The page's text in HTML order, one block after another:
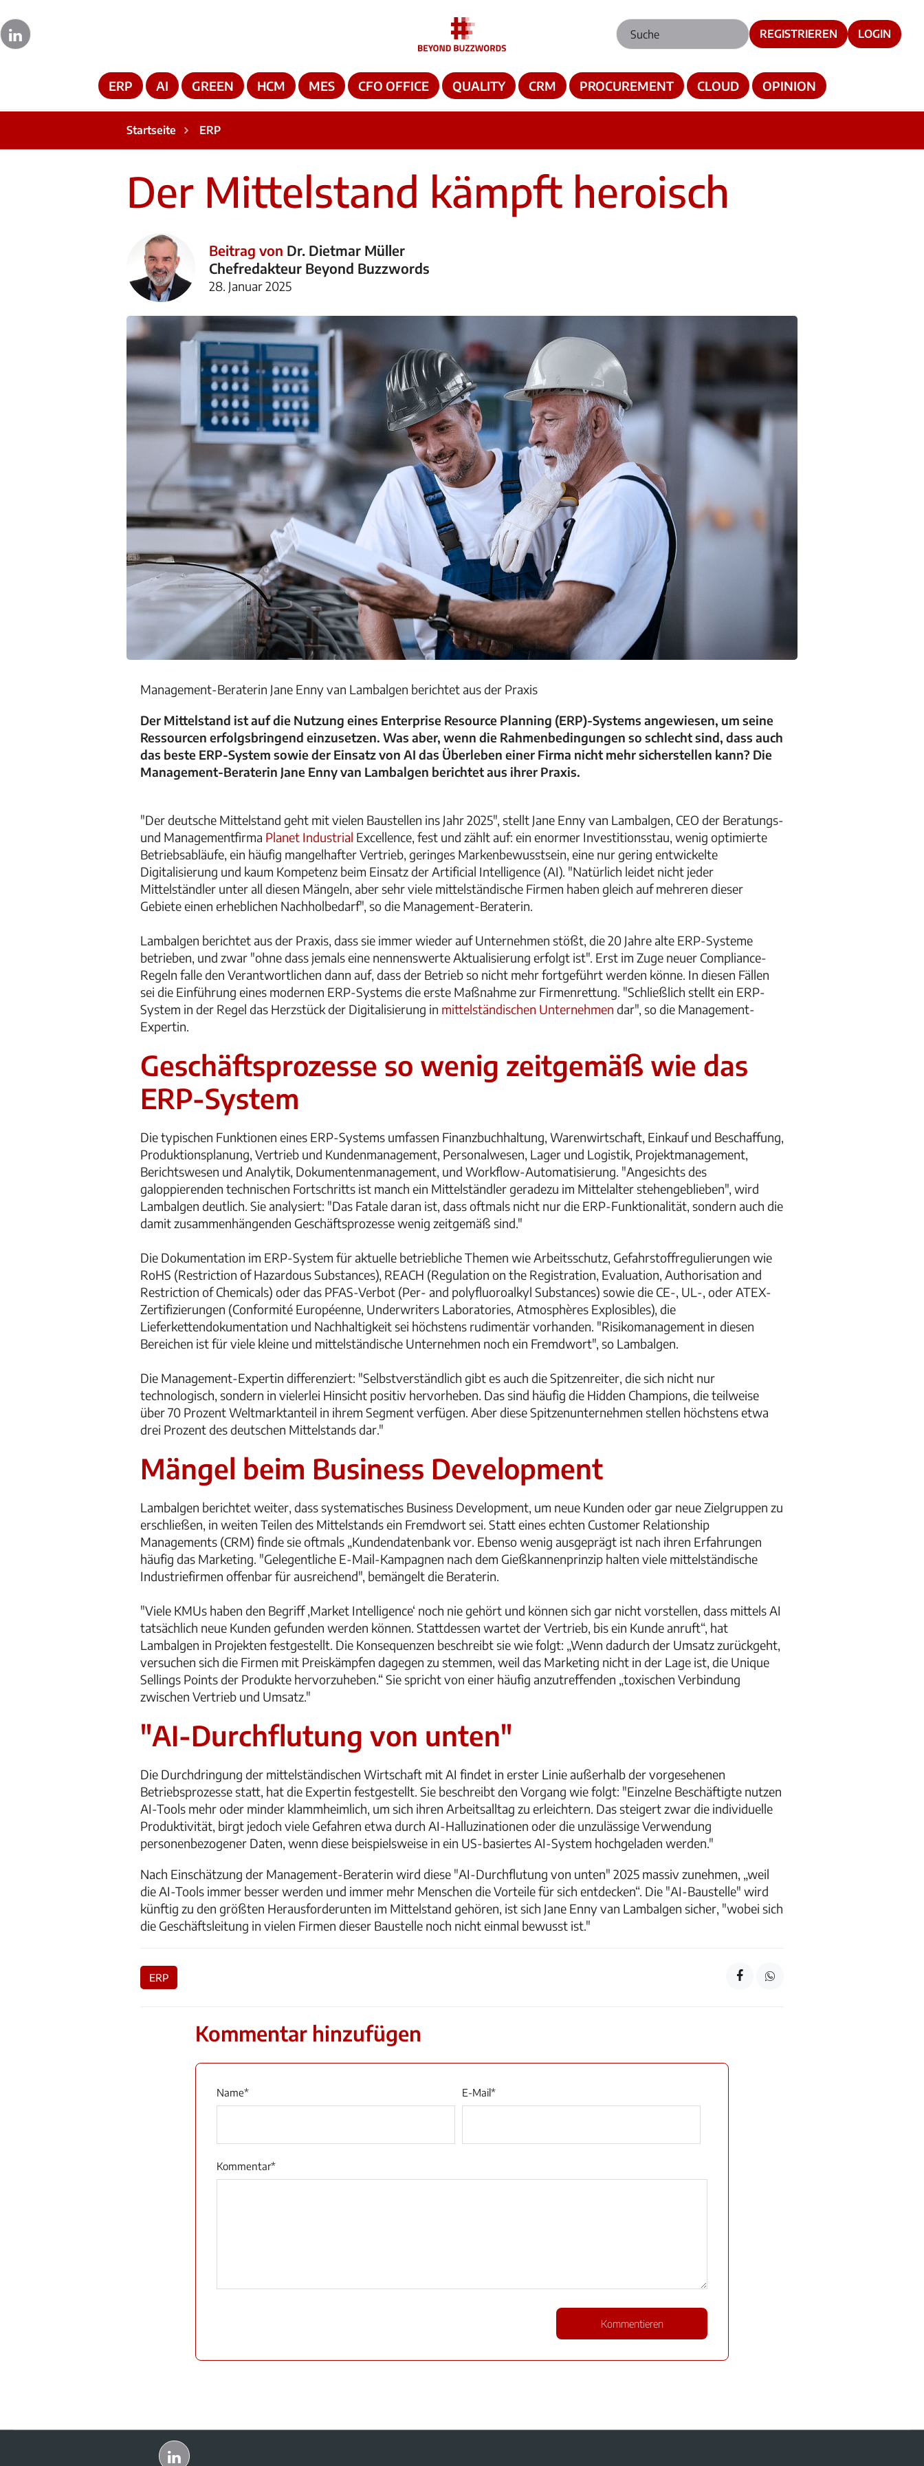
REGISTRIEREN LOGIN
ERP AI GREEN HCM MES CFO OFFICE QUALITY CRM PROCUREMENT CLOUD OPINION
Startseite ERP
Der Mittelstand kämpft heroisch
Beitrag von Dr. Dietmar Müller
Chefredakteur Beyond Buzzwords
28. Januar 2025
Management-Beraterin Jane Enny van Lambalgen berichtet aus der Praxis
Der Mittelstand ist auf die Nutzung eines Enterprise Resource Planning (ERP)-Systems angewiesen, um seine
Ressourcen erfolgsbringend einzusetzen. Was aber, wenn die Rahmenbedingungen so schlecht sind, dass auch
das beste ERP-System sowie der Einsatz von AI das Überleben einer Firma nicht mehr sicherstellen kann? Die
Management-Beraterin Jane Enny van Lambalgen berichtet aus ihrer Praxis.
"Der deutsche Mittelstand geht mit vielen Baustellen ins Jahr 2025", stellt Jane Enny van Lambalgen, CEO der Beratungs-
und Managementfirma Planet Industrial Excellence, fest und zählt auf: ein enormer Investitionsstau, wenig optimierte
Betriebsabläufe, ein häufig mangelhafter Vertrieb, geringes Markenbewusstsein, eine nur gering entwickelte
Digitalisierung und kaum Kompetenz beim Einsatz der Artificial Intelligence (AI). "Natürlich leidet nicht jeder
Mittelständler unter all diesen Mängeln, aber sehr viele mittelständische Firmen haben gleich auf mehreren dieser
Gebiete einen erheblichen Nachholbedarf", so die Management-Beraterin.
Lambalgen berichtet aus der Praxis, dass sie immer wieder auf Unternehmen stößt, die 20 Jahre alte ERP-Systeme
betrieben, und zwar "ohne dass jemals eine nennenswerte Aktualisierung erfolgt ist". Erst im Zuge neuer Compliance-
Regeln falle den Verantwortlichen dann auf, dass der Betrieb so nicht mehr fortgeführt werden könne. In diesen Fällen
sei die Einführung eines modernen ERP-Systems die erste Maßnahme zur Firmenrettung. "Schließlich stellt ein ERP-
System in der Regel das Herzstück der Digitalisierung in mittelständischen Unternehmen dar", so die Management-
Expertin.
Geschäftsprozesse so wenig zeitgemäß wie das
ERP-System
Die typischen Funktionen eines ERP-Systems umfassen Finanzbuchhaltung, Warenwirtschaft, Einkauf und Beschaffung,
Produktionsplanung, Vertrieb und Kundenmanagement, Personalwesen, Lager und Logistik, Projektmanagement,
Berichtswesen und Analytik, Dokumentenmanagement, und Workflow-Automatisierung. "Angesichts des
galoppierenden technischen Fortschritts ist manch ein Mittelständler geradezu im Mittelalter stehengeblieben", wird
Lambalgen deutlich. Sie analysiert: "Das Fatale daran ist, dass oftmals nicht nur die ERP-Funktionalität, sondern auch die
damit zusammenhängenden Geschäftsprozesse wenig zeitgemäß sind."
Die Dokumentation im ERP-System für aktuelle betriebliche Themen wie Arbeitsschutz, Gefahrstoffregulierungen wie
RoHS (Restriction of Hazardous Substances), REACH (Regulation on the Registration, Evaluation, Authorisation and
Restriction of Chemicals) oder das PFAS-Verbot (Per- and polyfluoroalkyl Substances) sowie die CE-, UL-, oder ATEX-
Zertifizierungen (Conformité Européenne, Underwriters Laboratories, Atmosphères Explosibles), die
Lieferkettendokumentation und Nachhaltigkeit sei höchstens rudimentär vorhanden. "Risikomanagement in diesen
Bereichen ist für viele kleine und mittelständische Unternehmen noch ein Fremdwort", so Lambalgen.
Die Management-Expertin differenziert: "Selbstverständlich gibt es auch die Spitzenreiter, die sich nicht nur
technologisch, sondern in vielerlei Hinsicht positiv hervorheben. Das sind häufig die Hidden Champions, die teilweise
über 70 Prozent Weltmarktanteil in ihrem Segment verfügen. Aber diese Spitzenunternehmen stellen höchstens etwa
drei Prozent des deutschen Mittelstands dar."
Mängel beim Business Development
Lambalgen berichtet weiter, dass systematisches Business Development, um neue Kunden oder gar neue Zielgruppen zu
erschließen, in weiten Teilen des Mittelstands ein Fremdwort sei. Statt eines echten Customer Relationship
Managements (CRM) finde sie oftmals „Kundendatenbank vor. Ebenso wenig ausgeprägt ist nach ihren Erfahrungen
häufig das Marketing. "Gelegentliche E-Mail-Kampagnen nach dem Gießkannenprinzip halten viele mittelständische
Industriefirmen offenbar für ausreichend", bemängelt die Beraterin.
"Viele KMUs haben den Begriff ‚Market Intelligence‘ noch nie gehört und können sich gar nicht vorstellen, dass mittels AI
tatsächlich neue Kunden gefunden werden können. Stattdessen wartet der Vertrieb, bis ein Kunde anruft“, hat
Lambalgen in Projekten festgestellt. Die Konsequenzen beschreibt sie wie folgt: „Wenn dadurch der Umsatz zurückgeht,
versuchen sich die Firmen mit Preiskämpfen dagegen zu stemmen, weil das Marketing nicht in der Lage ist, die Unique
Sellings Points der Produkte hervorzuheben.“ Sie spricht von einer häufig anzutreffenden „toxischen Verbindung
zwischen Vertrieb und Umsatz."
"AI-Durchflutung von unten"
Die Durchdringung der mittelständischen Wirtschaft mit AI findet in erster Linie außerhalb der vorgesehenen
Betriebsprozesse statt, hat die Expertin festgestellt. Sie beschreibt den Vorgang wie folgt: "Einzelne Beschäftigte nutzen
AI-Tools mehr oder minder klammheimlich, um sich ihren Arbeitsalltag zu erleichtern. Das steigert zwar die individuelle
Produktivität, birgt jedoch viele Gefahren etwa durch AI-Halluzinationen oder die unzulässige Verwendung
personenbezogener Daten, wenn diese beispielsweise in ein US-basiertes AI-System hochgeladen werden."
Nach Einschätzung der Management-Beraterin wird diese "AI-Durchflutung von unten" 2025 massiv zunehmen, „weil
die AI-Tools immer besser werden und immer mehr Menschen die Vorteile für sich entdecken“. Die "AI-Baustelle" wird
künftig zu den größten Herausforderunten im Mittelstand gehören, ist sich Jane Enny van Lambalgen sicher, "wobei sich
die Geschäftsleitung in vielen Firmen dieser Baustelle noch nicht einmal bewusst ist."
ERP
Kommentar hinzufügen
Name* E-Mail*
Kommentar*